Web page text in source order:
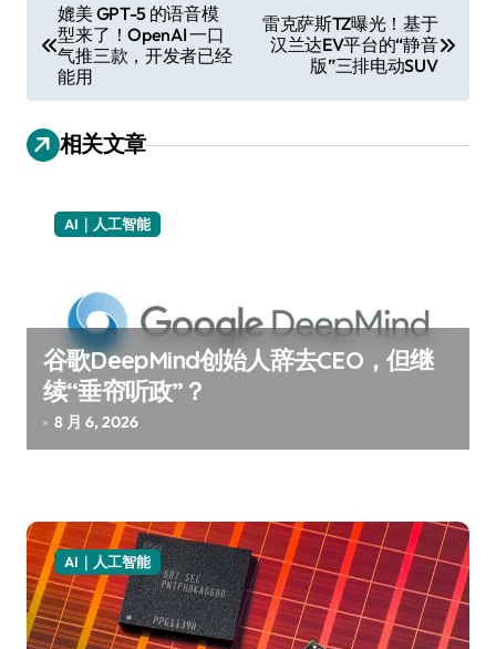
章
媲美 GPT-5 的语音模
型来了！OpenAI 一口
气推三款，开发者已经
能用
雷克萨斯TZ曝光！基于
汉兰达EV平台的“静音
版”三排电动SUV
相关文章
AI｜人工智能
谷歌DeepMind创始人辞去CEO，但继
续“垂帘听政”？
8 月 6, 2026
AI｜人工智能